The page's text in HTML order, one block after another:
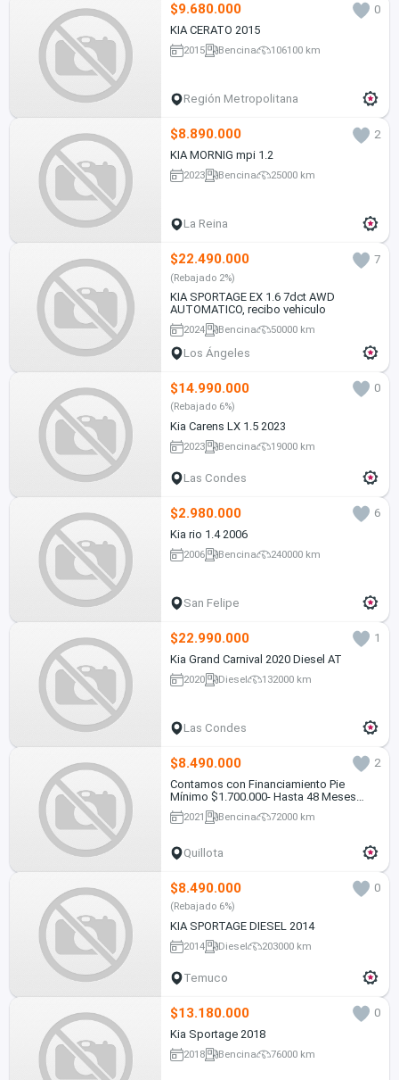
$9.680.000
0
KIA CERATO 2015
2015 Bencina 106100 km
Región Metropolitana
$8.890.000
2
KIA MORNIG mpi 1.2
2023 Bencina 25000 km
La Reina
$22.490.000 7
(Rebajado 2%)
KIA SPORTAGE EX 1.6 7dct AWD
AUTOMATICO, recibo vehiculo
2024 Bencina 50000 km
Los Ángeles
$14.990.000 0
(Rebajado 6%)
Kia Carens LX 1.5 2023
2023 Bencina 19000 km
Las Condes
$2.980.000
6
Kia rio 1.4 2006
2006 Bencina 240000 km
San Felipe
$22.990.000
1
Kia Grand Carnival 2020 Diesel AT
2020 Diesel 132000 km
Las Condes
$8.490.000
2
Contamos con Financiamiento Pie
Mínimo $1.700.000- Hasta 48 Meses
Plazo.
2021 Bencina 72000 km
Quillota
$8.490.000 0
(Rebajado 6%)
KIA SPORTAGE DIESEL 2014
2014 Diesel 203000 km
Temuco
$13.180.000
0
Kia Sportage 2018
2018 Bencina 76000 km